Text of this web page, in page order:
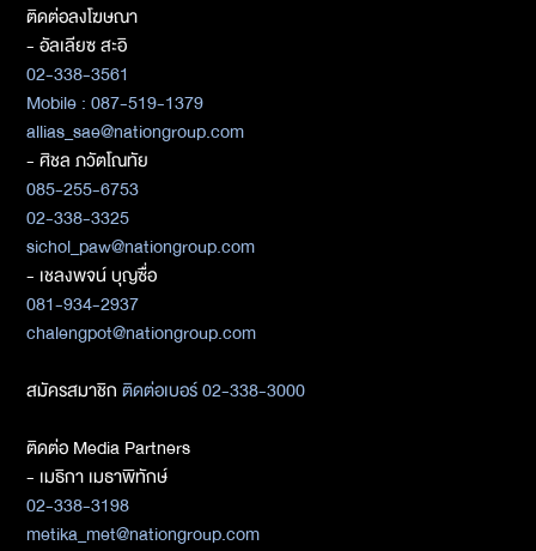
ติดต่อลงโฆษณา
- อัลเลียซ สะอิ
02-338-3561
Mobile : 087-519-1379
allias_sae@nationgroup.com
- ศิชล ภวัตโณทัย
085-255-6753
02-338-3325
sichol_paw@nationgroup.com
- เชลงพจน์ บุญซื่อ
081-934-2937
chalengpot@nationgroup.com
สมัครสมาชิกติดต่อเบอร์ 02-338-3000
ติดต่อ Media Partners
- เมธิกา เมธาพิทักษ์
02-338-3198
metika_met@nationgroup.com